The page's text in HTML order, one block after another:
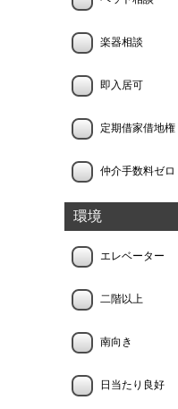
楽器相談
即入居可
定期借家借地権
仲介手数料ゼロ
環境
エレベーター
二階以上
南向き
日当たり良好